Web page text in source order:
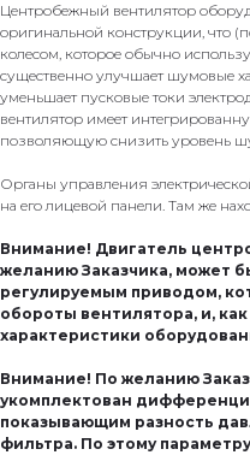
Центробежный вентилятор
оригинальной конструкции, что
колесом, которое обычно
существенно улучшает шумовые
уменьшает пусковые токи
вентилятор имеет
позволяющую снизить уровень
Органы управления
на его лицевой панели. Там же
Внимание! Двигатель
желанию Заказчика, может
регулируемым приводом,
обороты вентилятора, и,
характеристики
Внимание! По желанию
укомплектован
показывающим разность
фильтра. По этому